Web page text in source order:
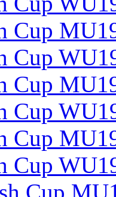
Cup
Cup
Cup
Cup
Cup
Cup
Cup